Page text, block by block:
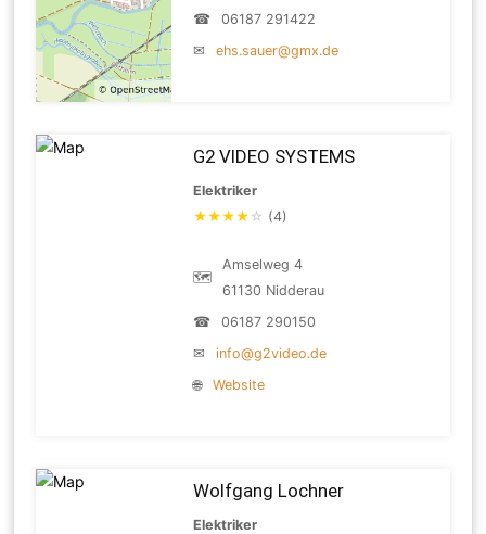
☎
06187 291422
✉
ehs.sauer@gmx.de
G2 VIDEO SYSTEMS
Elektriker
★★★★ ☆ (4)
🗺
Amselweg 4
61130 Nidderau
☎
06187 290150
✉
info@g2video.de
🌐
Website
Wolfgang Lochner
Elektriker